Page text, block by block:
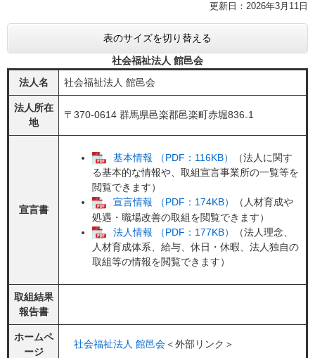
更新日：2026年3月11日
表のサイズを切り替える
社会福祉法人 館邑会
法人名
社会福祉法人 館邑会
法人所在
地
〒370-0614 群馬県邑楽郡邑楽町赤堀836₋1
宣言書
基本情報 （PDF：116KB）
（法人に関す
る基本的な情報や、取組宣言事業所の一覧等を
閲覧できます）
宣言情報 （PDF：174KB）
（人材育成や
処遇・職場改善の取組を閲覧できます）
法人情報 （PDF：177KB）
（法人理念、
人材育成体系、給与、休日・休暇、法人独自の
取組等の情報を閲覧できます）
取組結果
報告書
ホームペ
ージ
社会福祉法人 館邑会＜外部リンク＞